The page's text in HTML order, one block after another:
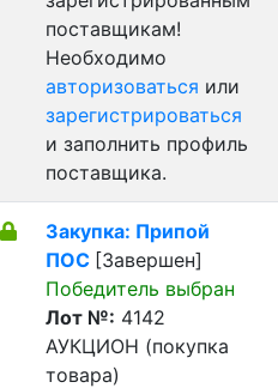
поставщикам!
Необходимо
авторизоваться или
зарегистрироваться
и заполнить профиль
поставщика.
Закупка: Припой
ПОС [Завершен]
Победитель выбран
Лот №: 4142
АУКЦИОН (покупка
товара)